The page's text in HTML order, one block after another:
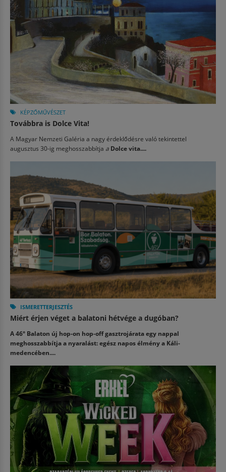
KÉPZŐMŰVÉSZET
Továbbra is Dolce Vita!
A Magyar Nemzeti Galéria a nagy érdeklődésre való tekintettel
augusztus 30-ig meghosszabbítja a Dolce vita....
ISMERETTERJESZTÉS
Miért érjen véget a balatoni hétvége a dugóban?
A 46° Balaton új hop-on hop-off gasztrojárata egy nappal
meghosszabbítja a nyaralást: egész napos élmény a Káli-
medencében....